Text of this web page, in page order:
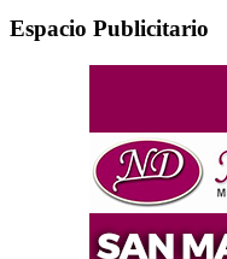
Espacio Publicitario